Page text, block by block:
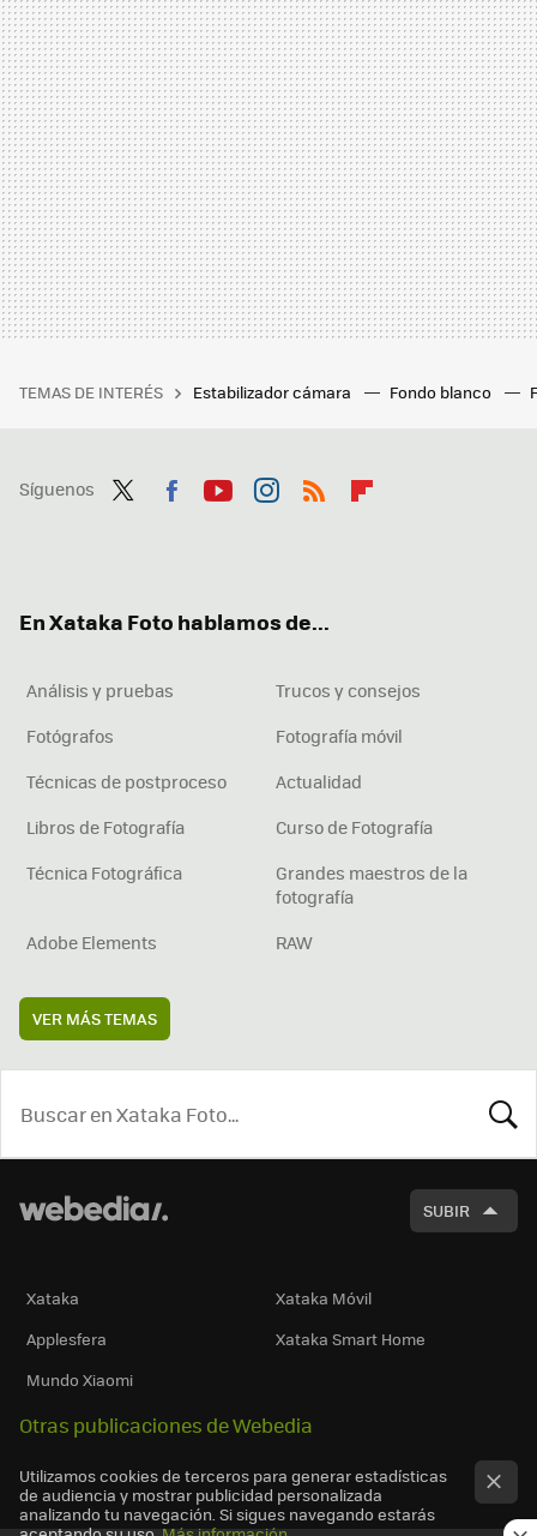
TEMAS DE INTERÉS Estabilizador cámara Fondo blanco
Síguenos
En Xataka Foto hablamos de...
Análisis y pruebas
Trucos y consejos
Fotógrafos
Fotografía móvil
Técnicas de postproceso
Actualidad
Libros de Fotografía
Curso de Fotografía
Técnica Fotográfica
Grandes maestros de la
fotografía
Adobe Elements
RAW
VER MÁS TEMAS
SUBIR
Xataka
Xataka Móvil
Applesfera
Xataka Smart Home
Mundo Xiaomi
Otras publicaciones de Webedia
Utilizamos cookies de terceros para generar estadísticas
de audiencia y mostrar publicidad personalizada
analizando tu navegación. Si sigues navegando estarás